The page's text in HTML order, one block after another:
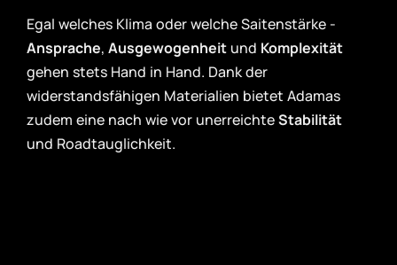
Egal welches Klima oder welche Saitenstärke -
Ansprache, Ausgewogenheit und Komplexität
gehen stets Hand in Hand. Dank der
widerstandsfähigen Materialien bietet Adamas
zudem eine nach wie vor unerreichteStabilität
und Roadtauglichkeit.